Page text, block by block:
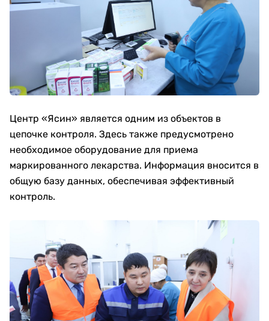
Центр «Ясин» является одним из объектов в
цепочке контроля. Здесь также предусмотрено
необходимое оборудование для приема
маркированного лекарства. Информация вносится в
общую базу данных, обеспечивая эффективный
контроль.